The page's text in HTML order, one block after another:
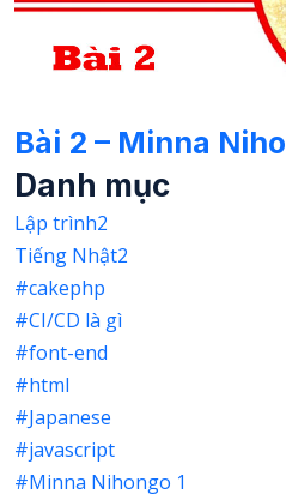
Bài 2 – Minna
Danh mục
Lập trình2
Tiếng Nhật2
#cakephp
#CI/CD là gì
#font-end
#html
#Japanese
#javascript
#Minna Nihongo 1